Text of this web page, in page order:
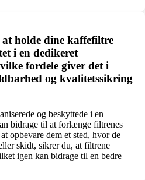
holde dine kaffefiltre
i en dedikeret
fordele giver det i
og kvalitetssikring
og beskyttede i en
bidrage til at forlænge filtrenes
opbevare dem et sted, hvor de
skidt, sikrer du, at filtrene
igen kan bidrage til en bedre